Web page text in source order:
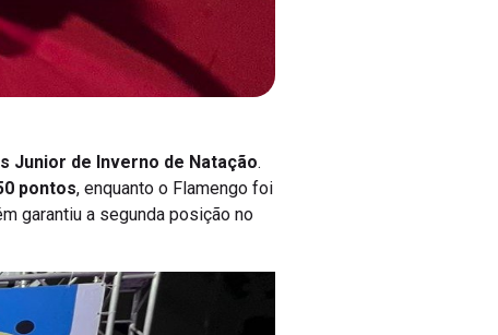
Junior de Inverno de Natação.
pontos, enquanto o Flamengo foi
garantiu a segunda posição no